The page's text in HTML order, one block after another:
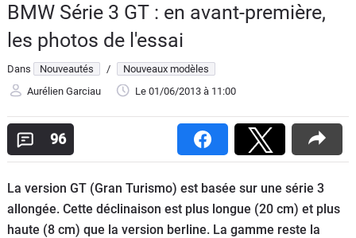
Essais
Guide
d'achat
Electriques
Utilitaires
Flottes
Auto
BMW Série 3 GT : en avant-première,
les photos de l'essai
Dans Nouveautés /
Nouveaux modèles
Aurélien Garciau
Le 01/06/2013 à 11:00
96
La version GT (Gran Turismo) est basée sur une série 3
allongée. Cette déclinaison est plus longue (20 cm) et plus
haute (8 cm) que la version berline. La gamme reste la